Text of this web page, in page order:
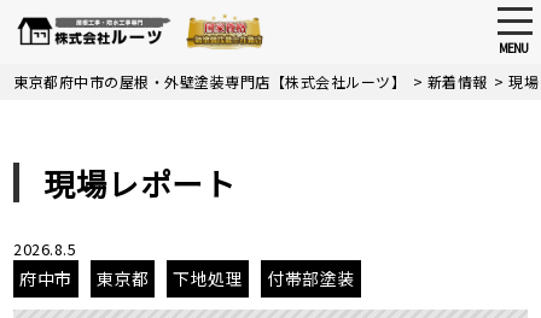
Skip
MENU
東京都府中市の屋根・外壁塗装専門店【株式会社ルーツ】 > 新着情報 >現
現場レポート
2026.8.5
府中市 東京都 下地処理 付帯部塗装